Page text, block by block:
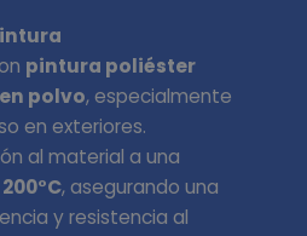
pintura poliéster
polvo, especialmente
en exteriores.
al material a una
200°C, asegurando una
y resistencia al